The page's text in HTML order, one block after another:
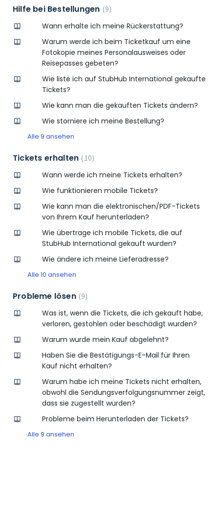
Hilfe bei Bestellungen 9
Wann erhalte ich meine Rückerstattung?
Warum werde ich beim Ticketkauf um eine
Fotokopie meines Personalausweises oder
Reisepasses gebeten?
Wie liste ich auf StubHub International gekaufte
Tickets?
Wie kann man die gekauften Tickets ändern?
Wie storniere ich meine Bestellung?
Alle 9 ansehen
Tickets erhalten 10
Wann werde ich meine Tickets erhalten?
Wie funktionieren mobile Tickets?
Wie kann man die elektronischen/PDF-Tickets
von Ihrem Kauf herunterladen?
Wie übertrage ich mobile Tickets, die auf
StubHub International gekauft wurden?
Wie ändere ich meine Lieferadresse?
Alle 10 ansehen
Probleme lösen 9
Was ist, wenn die Tickets, die ich gekauft habe,
verloren, gestohlen oder beschädigt wurden?
Warum wurde mein Kauf abgelehnt?
Haben Sie die Bestätigungs-E-Mail für Ihren
Kauf nicht erhalten?
Warum habe ich meine Tickets nicht erhalten,
obwohl die Sendungsverfolgungsnummer zeigt,
dass sie zugestellt wurden?
Probleme beim Herunterladen der Tickets?
Alle 9 ansehen